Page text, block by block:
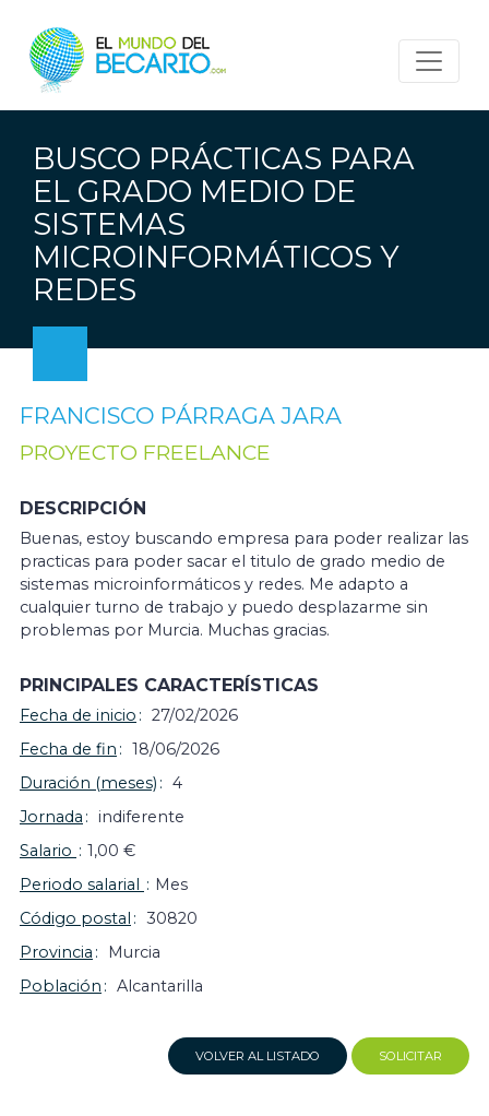
BUSCO PRÁCTICAS PARA
EL GRADO MEDIO DE
SISTEMAS
MICROINFORMÁTICOS Y
REDES
FRANCISCO PÁRRAGA JARA
PROYECTO FREELANCE
DESCRIPCIÓN
Buenas, estoy buscando empresa para poder realizar las
practicas para poder sacar el titulo de grado medio de
sistemas microinformáticos y redes. Me adapto a
cualquier turno de trabajo y puedo desplazarme sin
problemas por Murcia. Muchas gracias.
PRINCIPALES CARACTERÍSTICAS
Fecha de inicio
27/02/2026
Fecha de fin
18/06/2026
Duración (meses)
4
Jornada
indiferente
Salario
1,00 €
Periodo salarial
Mes
Código postal
30820
Provincia
Murcia
Población
Alcantarilla
VOLVER AL LISTADO SOLICITAR